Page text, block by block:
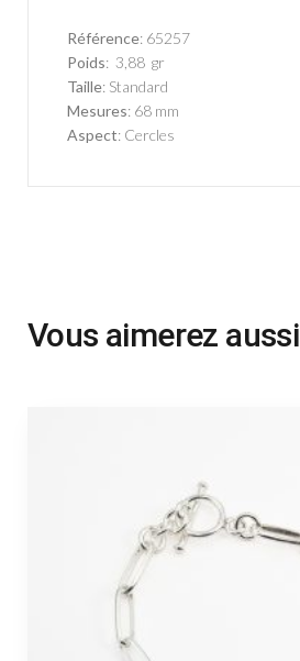
Référence: 65257
Poids: 3,88 gr
Taille: Standard
Mesures: 68 mm
Aspect: Cercles
Vous aimerez aussi